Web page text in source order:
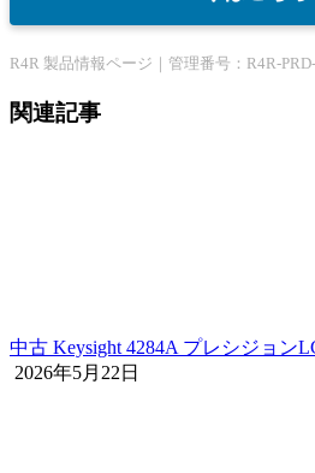
R4R 製品情報ページ｜管理番号：R4R-
関連記事
中古 Keysight 4284A プレシジョン
2026年5月22日